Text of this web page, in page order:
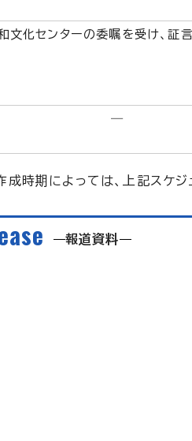
文化センターの委嘱を受け、証
―
期によっては、上記スケジ
報道資料